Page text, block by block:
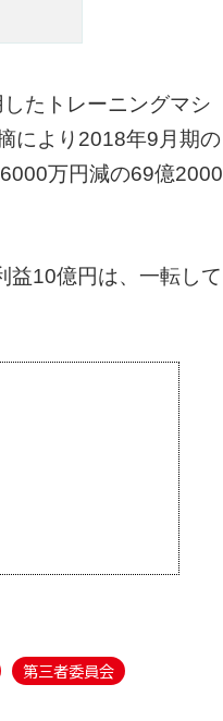
たトレーニングマシ
により2018年9月期の
万円減の69億2000
益10億円は、一転して
第三者委員会